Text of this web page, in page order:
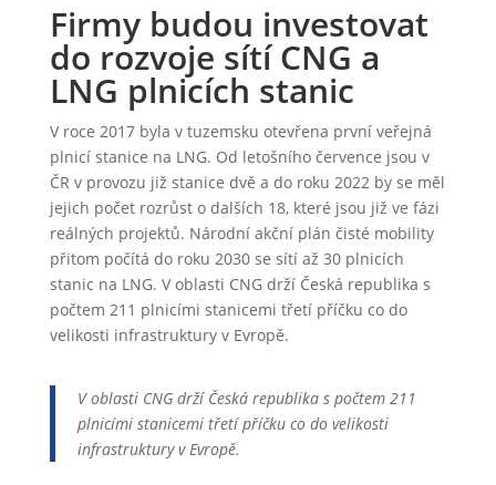
Firmy budou investovat
do rozvoje sítí CNG a
LNG plnicích stanic
V roce 2017 byla v tuzemsku otevřena první veřejná
plnicí stanice na LNG. Od letošního července jsou v
ČR v provozu již stanice dvě a do roku 2022 by se měl
jejich počet rozrůst o dalších 18, které jsou již ve fázi
reálných projektů. Národní akční plán čisté mobility
přitom počítá do roku 2030 se sítí až 30 plnicích
stanic na LNG. V oblasti CNG drží Česká republika s
počtem 211 plnicími stanicemi třetí příčku co do
velikosti infrastruktury v Evropě.
V oblasti CNG drží Česká republika s počtem 211
plnicími stanicemi třetí příčku co do velikosti
infrastruktury v Evropě.